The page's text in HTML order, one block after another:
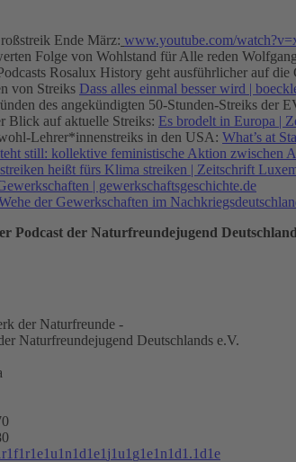
Ende März: www.youtube.com/
Folge von Wohlstand für Alle reden
Rosalux History geht ausführlicher auf
von Streiks Dass alles einmal besser wird |
des angekündigten 50-Stunden-Streiks der
Blick auf aktuelle Streiks: Es brodelt in Europa |
Lehrer*innenstreiks in den USA: What’s at
still: kollektive feministische Aktion zwischen
heißt fürs Klima streiken | Zeitschrift
| gewerkschaftsgeschichte.de
der Gewerkschaften im
Podcast der Naturfreundejugend
der Naturfreunde -
Naturfreundejugend Deutschlands e.V.
r1 f1 r1e1u1 n1d1e1 j1u1 g1e1 n1d1 .1d1e